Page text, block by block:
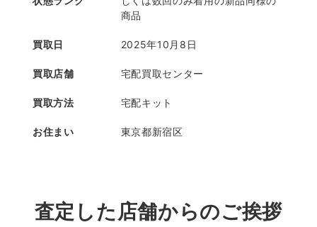
商品
買取日 2025年10月8日
買取店舗 宅配買取センター
買取方法 宅配キット
お住まい 東京都新宿区
査定した店舗からのご挨拶